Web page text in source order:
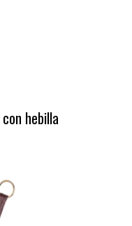
hebilla